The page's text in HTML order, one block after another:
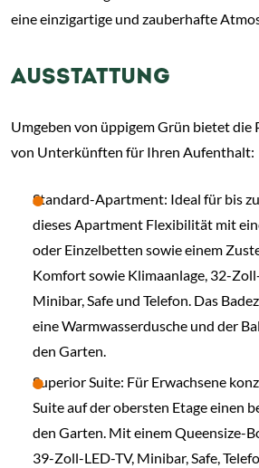
eine einzigartige und zauberhafte
AUSSTATTUNG
Umgeben von üppigem Grün bietet die
von Unterkünften für Ihren Aufenthalt:
Standard-Apartment: Ideal für bis
dieses Apartment Flexibilität mit
oder Einzelbetten sowie einem
Komfort sowie Klimaanlage, 32-
Minibar, Safe und Telefon. Das
eine Warmwasserdusche und der
den Garten.
Superior Suite: Für Erwachsene
Suite auf der obersten Etage einen
den Garten. Mit einem Queensize-
39-Zoll-LED-TV, Minibar, Safe,